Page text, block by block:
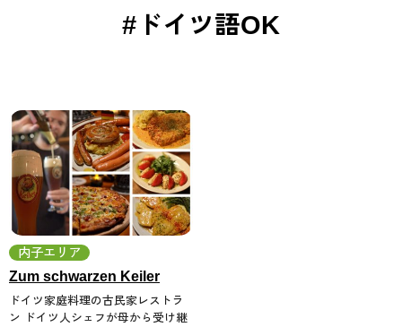
#ドイツ語OK
内子エリア
Zum schwarzen Keiler
ドイツ家庭料理の古民家レストラ
ン ドイツ人シェフが母から受け継